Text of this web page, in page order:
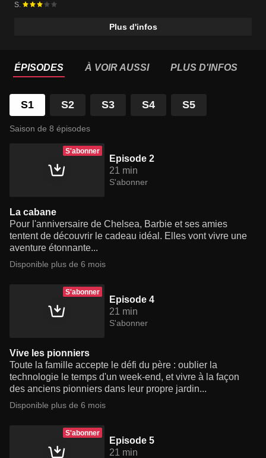
S.
Plus d'infos
ÉPISODES À VOIR AUSSI PLUS D'INFOS
S1 S2 S3 S4 S5
Saison de 8 épisodes
S'abonner
Episode 2
21 min
S'abonner
La cabane
Pour l'anniversaire de Chelsea, Barbie et ses amies
tentent de découvrir le cadeau idéal. Elles vont vivre une
aventure étonnante...
Disponible plus de 6 mois
S'abonner
Episode 4
21 min
S'abonner
Vive les pionniers
Toute la famille accepte le défi du père : oublier la
technologie le temps d'un week-end, et vivre à la façon
des anciens pionniers dans leur propre jardin...
Disponible plus de 6 mois
S'abonner
Episode 5
21 min